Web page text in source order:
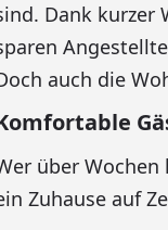
Dank kurzer
auch die
über
Zuhause auf